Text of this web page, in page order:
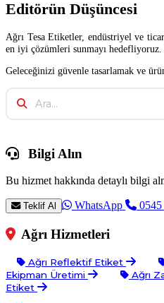
Editörün Düşüncesi
Ağrı Tesa Etiketler, endüstriyel ve
en iyi çözümleri sunmayı
Geleceğinizi güvenle tasarlamak ve
Bilgi Alın
Bu hizmet hakkında detaylı bilgi
Teklif Al WhatsApp
Ağrı Hizmetleri
Ağrı Reflektif Etiket
Ekipman Üretimi
Ağrı
Etiket